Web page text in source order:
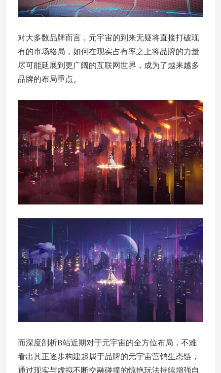
对大多数品牌而言，元宇宙的到来无疑将直接打破现
有的市场格局，如何在现实占有率之上将品牌的力量
尽可能延展到更广阔的互联网世界，成为了越来越多
品牌的布局重点。
而深度剖析B站近期对于元宇宙的全方位布局，不难
看出其正逐步构建起属于品牌的元宇宙营销生态链，
通过现实与虚拟不断交融碰撞的惊艳玩法持续增强自